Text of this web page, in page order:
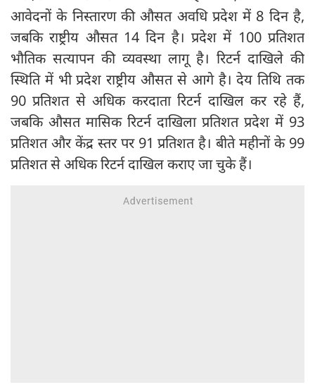
आवेदनों के निस्तारण की औसत अवधि प्रदेश में 8 दिन है,
जबकि राष्ट्रीय औसत 14 दिन है। प्रदेश में 100 प्रतिशत
भौतिक सत्यापन की व्यवस्था लागू है। रिटर्न दाखिले की
स्थिति में भी प्रदेश राष्ट्रीय औसत से आगे है। देय तिथि तक
90 प्रतिशत से अधिक करदाता रिटर्न दाखिल कर रहे हैं,
जबकि औसत मासिक रिटर्न दाखिला प्रतिशत प्रदेश में 93
प्रतिशत और केंद्र स्तर पर 91 प्रतिशत है। बीते महीनों के 99
प्रतिशत से अधिक रिटर्न दाखिल कराए जा चुके हैं।